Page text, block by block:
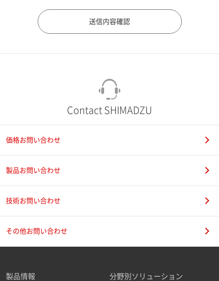
Contact SHIMADZU
価格お問い合わせ
製品お問い合わせ
技術お問い合わせ
その他お問い合わせ
製品情報 分野別ソリューション